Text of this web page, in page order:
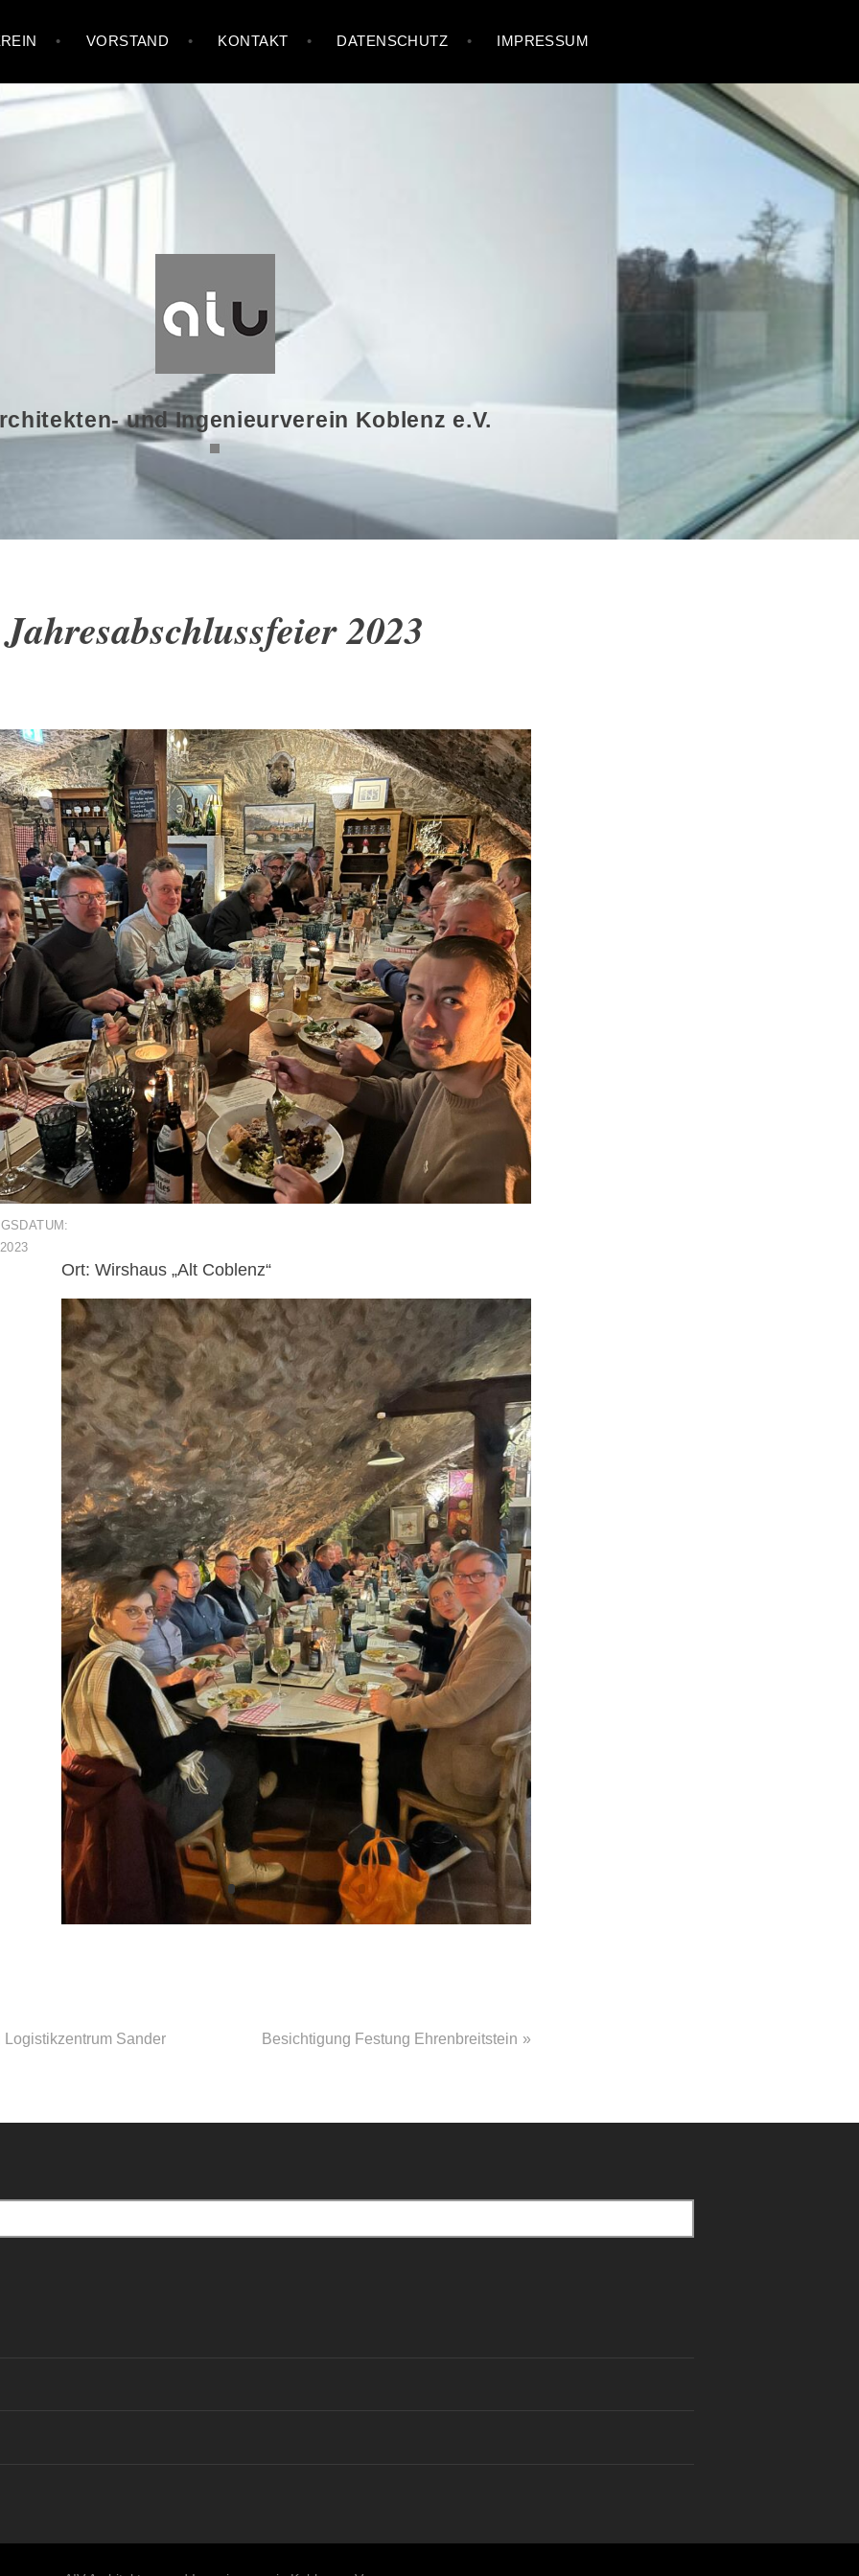
VORSTAND KONTAKT DATENSCHUTZ IMPRESSUM
und Ingenieurverein Koblenz e.V.
Jahresabschlussfeier 2023
Ort: Wirshaus „Alt Coblenz“
Logistikzentrum Sander Besichtigung Festung Ehrenbreitstein